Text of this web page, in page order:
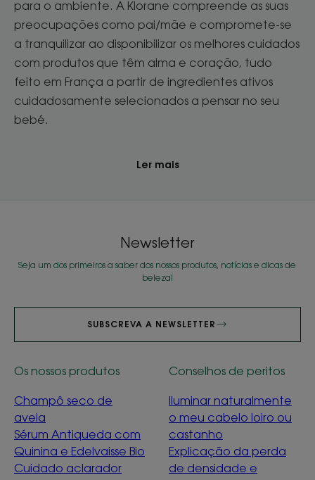
para o ambiente. A Klorane compreende as suas
preocupações como pai/mãe e compromete-se
a tranquilizar ao disponibilizar os melhores cuidados
com produtos que têm alma e coração, tudo
feito em França a partir de ingredientes ativos
cuidadosamente selecionados a pensar no seu
bebé.
Ler mais
Newsletter
Seja um dos primeiros a saber dos nossos produtos, notícias e dicas de
beleza!
SUBSCREVA A NEWSLETTER
Os nossos produtos
Champô seco de
aveia
Sérum Antiqueda com
Quinina e Edelvaisse Bio
Cuidado aclarador
Conselhos de peritos
Iluminar naturalmente
o meu cabelo loiro ou
castanho
Explicação da perda
de densidade e